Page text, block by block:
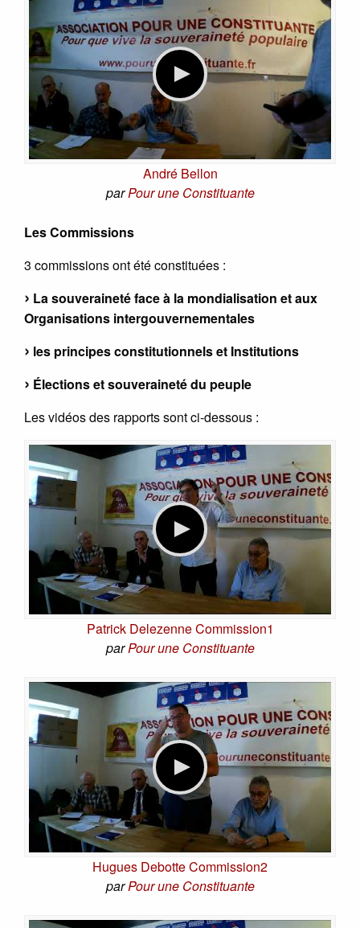
André Bellon
parPour une Constituante
Les Commissions
3 commissions ont été constituées :
La souveraineté face à la mondialisation et aux
Organisations intergouvernementales
les principes constitutionnels et Institutions
Élections et souveraineté du peuple
Les vidéos des rapports sont ci-dessous :
Patrick Delezenne Commission1
parPour une Constituante
Hugues Debotte Commission2
parPour une Constituante